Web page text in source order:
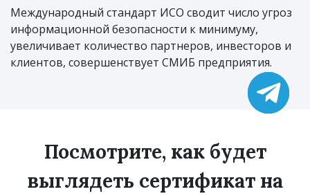
Международный стандарт ИСО сводит число угроз
информационной безопасности к минимуму,
увеличивает количество партнеров, инвесторов и
клиентов, совершенствует СМИБ предприятия.
Посмотрите, как будет
выглядеть сертификат на